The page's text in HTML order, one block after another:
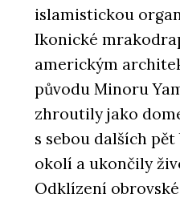
islamistickou
Ikonické
americkým
původu Minoru
zhroutily jako
s sebou dalších
okolí a ukončily
Odklízení